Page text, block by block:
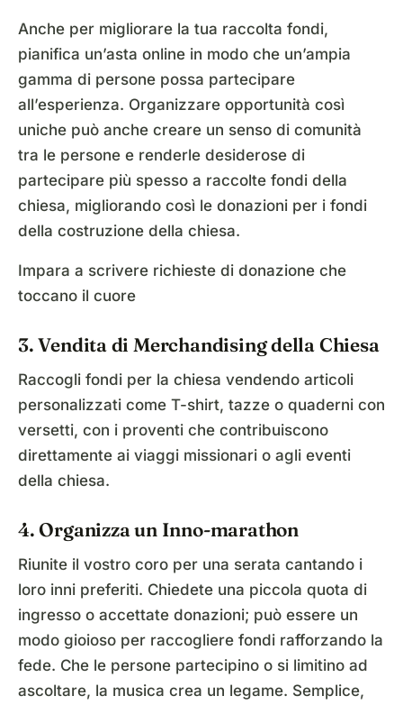
Anche per migliorare la tua raccolta fondi,
pianifica un’asta online in modo che un’ampia
gamma di persone possa partecipare
all’esperienza. Organizzare opportunità così
uniche può anche creare un senso di comunità
tra le persone e renderle desiderose di
partecipare più spesso a raccolte fondi della
chiesa, migliorando così le donazioni per i fondi
della costruzione della chiesa.
Impara a scrivere richieste di donazione che
toccano il cuore
3. Vendita di Merchandising della Chiesa
Raccogli fondi per la chiesa vendendo articoli
personalizzati come T-shirt, tazze o quaderni con
versetti, con i proventi che contribuiscono
direttamente ai viaggi missionari o agli eventi
della chiesa.
4. Organizza un Inno-marathon
Riunite il vostro coro per una serata cantando i
loro inni preferiti. Chiedete una piccola quota di
ingresso o accettate donazioni; può essere un
modo gioioso per raccogliere fondi rafforzando la
fede. Che le persone partecipino o si limitino ad
ascoltare, la musica crea un legame. Semplice,